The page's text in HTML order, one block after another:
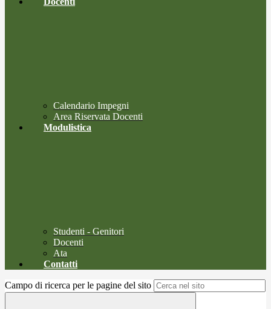
Calendario Impegni
Area Riservata Docenti
Modulistica
Studenti - Genitori
Docenti
Ata
Contatti
Campo di ricerca per le pagine del sito